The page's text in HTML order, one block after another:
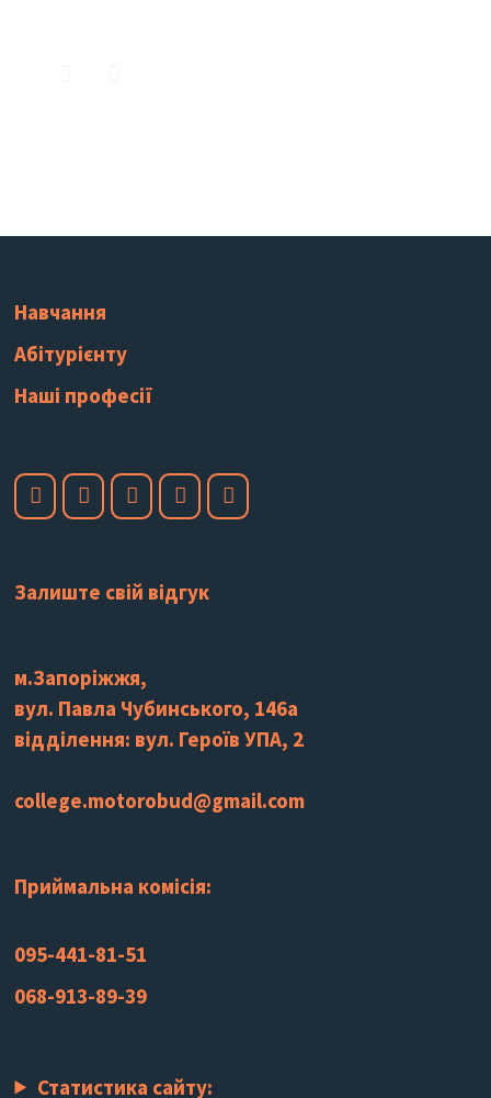
Навчання
Абітурієнту
Наші професії
Залиште свій відгук
м.Запоріжжя,
вул. Павла Чубинського, 146а
відділення: вул. Героїв УПА, 2
college.motorobud@gmail.com
Приймальна комісія:
095-441-81-51
068-913-89-39
Статистика сайту: